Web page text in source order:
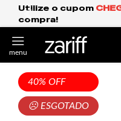
sua primeira
anterior
40% OFF
☹ ESGOTADO